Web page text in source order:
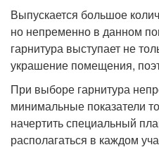
Выпускается большое
но непременно в данном
гарнитура выступает не
украшение помещения,
При выборе гарнитура
минимальные показатели
начертить специальный
располагаться в каждом